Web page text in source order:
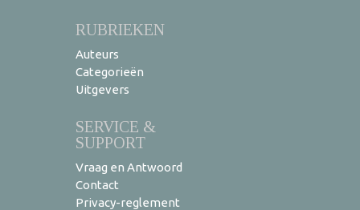
RUBRIEKEN
Auteurs
Categorieën
Uitgevers
SERVICE &
SUPPORT
Vraag en Antwoord
Contact
Privacy-reglement